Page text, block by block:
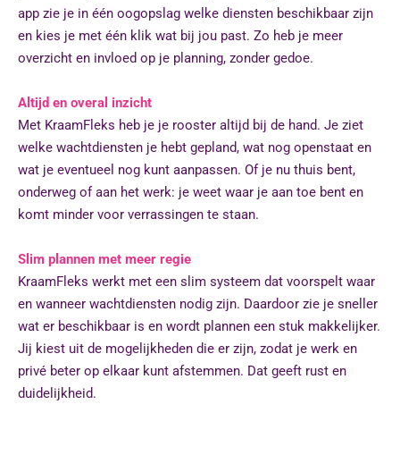
app zie je in één oogopslag welke diensten beschikbaar zijn
en kies je met één klik wat bij jou past. Zo heb je meer
overzicht en invloed op je planning, zonder gedoe.
Altijd en overal inzicht
Met KraamFleks heb je je rooster altijd bij de hand. Je ziet
welke wachtdiensten je hebt gepland, wat nog openstaat en
wat je eventueel nog kunt aanpassen. Of je nu thuis bent,
onderweg of aan het werk: je weet waar je aan toe bent en
komt minder voor verrassingen te staan.
Slim plannen met meer regie
KraamFleks werkt met een slim systeem dat voorspelt waar
en wanneer wachtdiensten nodig zijn. Daardoor zie je sneller
wat er beschikbaar is en wordt plannen een stuk makkelijker.
Jij kiest uit de mogelijkheden die er zijn, zodat je werk en
privé beter op elkaar kunt afstemmen. Dat geeft rust en
duidelijkheid.